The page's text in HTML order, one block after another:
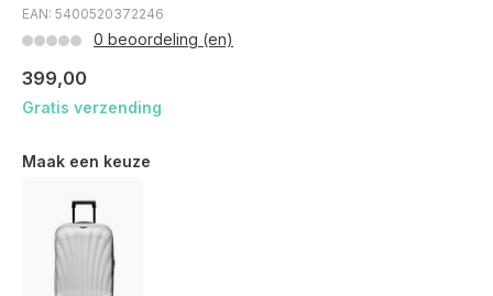
EAN: 5400520372246
0 beoordeling (en)
399,00
Gratis verzending
Maak een keuze